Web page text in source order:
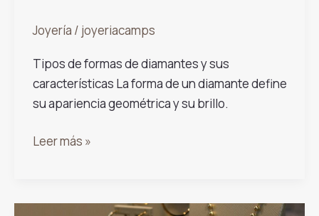
Joyería / joyeriacamps
Tipos de formas de diamantes y sus
características La forma de un diamante define
su apariencia geométrica y su brillo.
Tipos
de
Leer más »